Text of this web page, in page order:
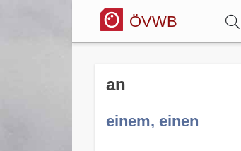
ÖVWB
Wörterbuch
an
einem, einen